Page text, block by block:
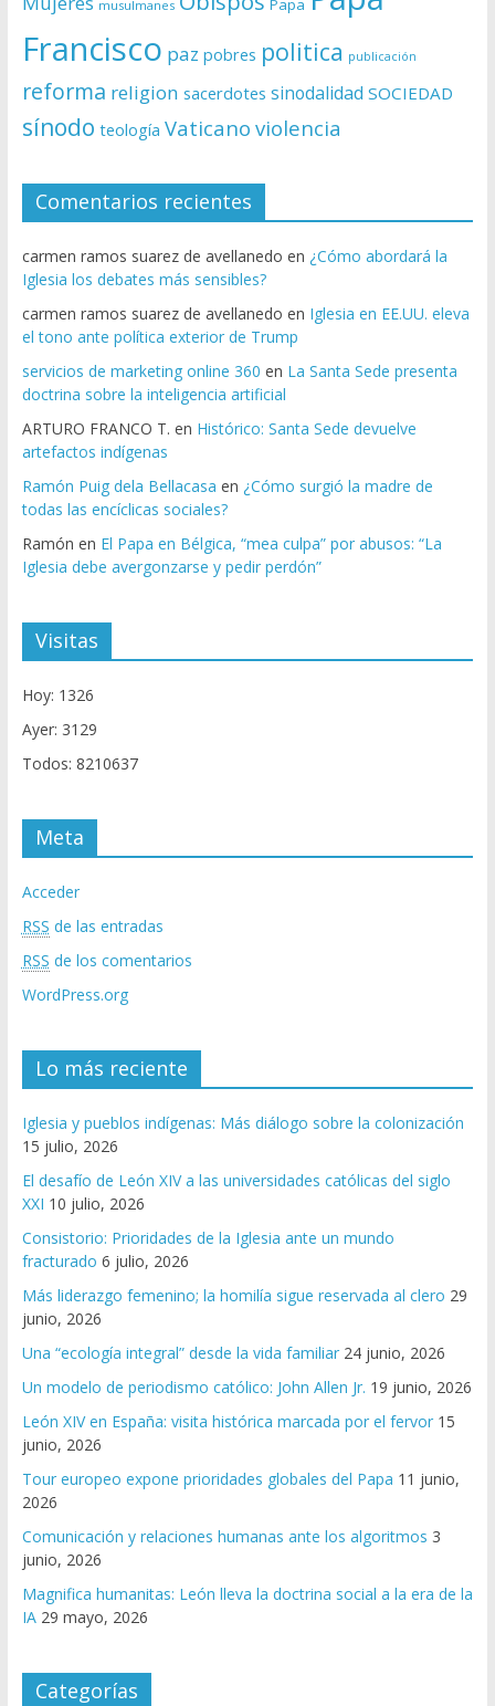
musulmanes Papa
Francisco paz pobres politica publicación
reforma religion sacerdotes sinodalidad SOCIEDAD
sínodo teología Vaticano violencia
Comentarios recientes
carmen ramos suarez de avellanedo en ¿Cómo abordará la
Iglesia los debates más sensibles?
carmen ramos suarez de avellanedo en Iglesia en EE.UU. eleva
el tono ante política exterior de Trump
servicios de marketing online 360 en La Santa Sede presenta
doctrina sobre la inteligencia artificial
ARTURO FRANCO T. en Histórico: Santa Sede devuelve
artefactos indígenas
Ramón Puig dela Bellacasa en ¿Cómo surgió la madre de
todas las encíclicas sociales?
Ramón en El Papa en Bélgica, “mea culpa” por abusos: “La
Iglesia debe avergonzarse y pedir perdón”
Visitas
Hoy: 1326
Ayer: 3129
Todos: 8210637
Meta
Acceder
RSS de las entradas
RSS de los comentarios
WordPress.org
Lo más reciente
Iglesia y pueblos indígenas: Más diálogo sobre la colonización
15 julio, 2026
El desafío de León XIV a las universidades católicas del siglo
XXI 10 julio, 2026
Consistorio: Prioridades de la Iglesia ante un mundo
fracturado 6 julio, 2026
Más liderazgo femenino; la homilía sigue reservada al clero 29
junio, 2026
Una “ecología integral” desde la vida familiar 24 junio, 2026
Un modelo de periodismo católico: John Allen Jr. 19 junio, 2026
León XIV en España: visita histórica marcada por el fervor 15
junio, 2026
Tour europeo expone prioridades globales del Papa 11 junio,
2026
Comunicación y relaciones humanas ante los algoritmos 3
junio, 2026
Magnifica humanitas: León lleva la doctrina social a la era de la
IA 29 mayo, 2026
Categorías